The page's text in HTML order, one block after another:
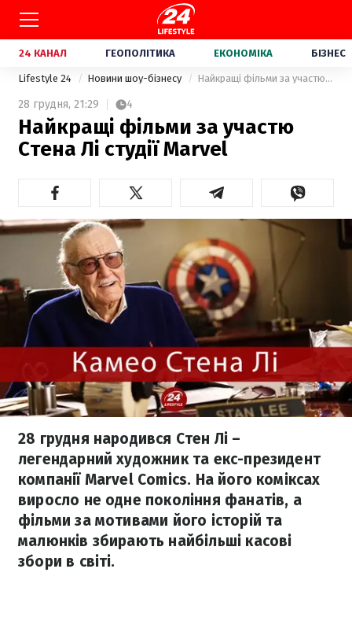
24 КАНАЛ ГЕОПОЛІТИКА ЕКОНОМІКА БІЗНЕС
Lifestyle 24 Новини шоу-бізнесу Найкращі фільми за участю Стена Лі студії Marvel
28 грудня, 21:29 4
Найкращі фільми за участю
Стена Лі студії Marvel
28 грудня народився Стен Лі –
легендарний художник та екс-президент
компанії Marvel Comics. На його коміксах
виросло не одне покоління фанатів, а
фільми за мотивами його історій та
малюнків збирають найбільші касові
збори в світі.